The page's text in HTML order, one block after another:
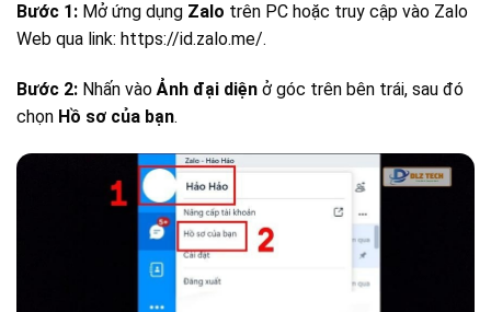
Bước 1: Mở ứng dụng Zalo trên PC hoặc truy cập vào Zalo
Web qua link: https://id.zalo.me/.
Bước 2: Nhấn vàoẢnh đại diện ở góc trên bên trái, sau đó
chọn Hồ sơ của bạn.